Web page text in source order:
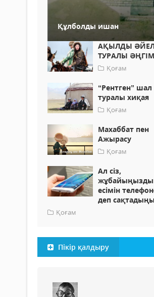
Құлболды ишан
АҚЫЛДЫ
ТУРАЛЫ
Қоғам
“Рентген” шал
туралы хиқая
Қоғам
Махаббат пен
Ажырасу
Қоғам
Ал сіз,
есімін
деп
Қоғам
Пікір қалдыру